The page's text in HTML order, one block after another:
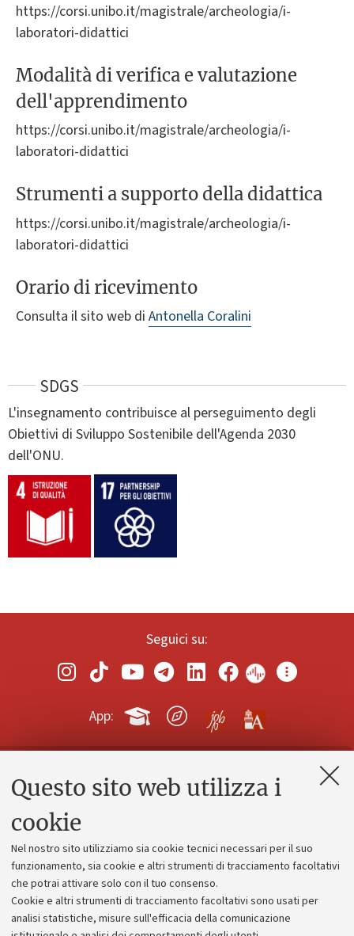
Questo sito web utilizza i
cookie
Nel nostro sito utilizziamo sia cookie tecnici necessari per il suo
funzionamento, sia cookie e altri strumenti di tracciamento facoltativi
che potrai attivare solo con il tuo consenso.
Cookie e altri strumenti di tracciamento facoltativi sono usati per
analisi statistiche, misure sull'efficacia della comunicazione
https://corsi.unibo.it/magistrale/archeologia/i-
laboratori-didattici
Modalità di verifica e valutazione
dell'apprendimento
https://corsi.unibo.it/magistrale/archeologia/i-
laboratori-didattici
Strumenti a supporto della didattica
https://corsi.unibo.it/magistrale/archeologia/i-
laboratori-didattici
Orario di ricevimento
Consulta il sito web di Antonella Coralini
SDGS
L'insegnamento contribuisce al perseguimento degli
Obiettivi di Sviluppo Sostenibile dell'Agenda 2030
dell'ONU.
Seguici su:
App:
Contatti e PEC
Alumni community
Piano strategico
Bilanci